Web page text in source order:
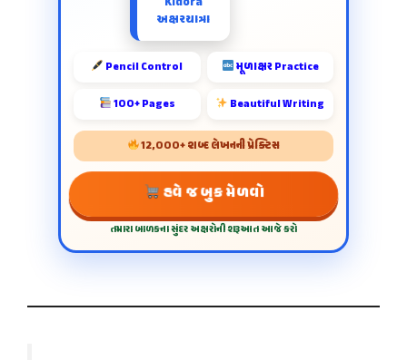
અક્ષરયાત્રા
Pencil Control મૂળાક્ષર Practice
100+ Pages Beautiful Writing
12,000+ શબ્દ લેખનની પ્રેક્ટિસ
હવે જ બુક મેળવો
તમારા બાળકના સુંદર અક્ષરોની શરૂઆત આજે કરો